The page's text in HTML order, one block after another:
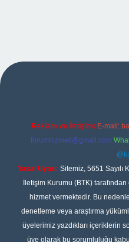
Reklam ve İletişim: E-mail:
forumhizmeti@gmail.com
Yasal Uyarı: Sitemiz, 5651 Sayılı
İletişim Kurumu (BTK)
hizmet vermektedir. Bu
denetleme veya araştırma
üyelerimiz yazdıkları içeriklerin
üye olarak bu sorumluluğu